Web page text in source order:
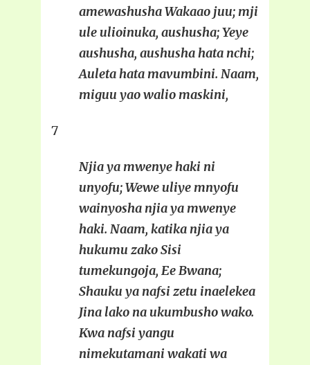
amewashusha Wakaao juu; mji
ule ulioinuka, aushusha; Yeye
aushusha, aushusha hata nchi;
Auleta hata mavumbini. Naam,
miguu yao walio maskini,
7
Njia ya mwenye haki ni
unyofu; Wewe uliye mnyofu
wainyosha njia ya mwenye
haki. Naam, katika njia ya
hukumu zako Sisi
tumekungoja, Ee Bwana;
Shauku ya nafsi zetu inaelekea
Jina lako na ukumbusho wako.
Kwa nafsi yangu
nimekutamani wakati wa